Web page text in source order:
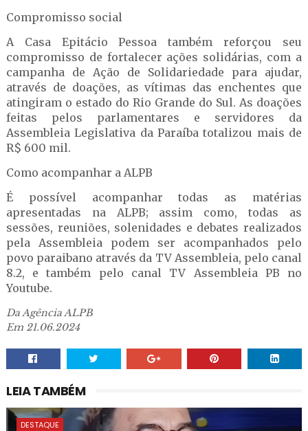
Compromisso social
A Casa Epitácio Pessoa também reforçou seu
compromisso de fortalecer ações solidárias, com a
campanha de Ação de Solidariedade para ajudar,
através de doações, as vítimas das enchentes que
atingiram o estado do Rio Grande do Sul. As doações
feitas pelos parlamentares e servidores da
Assembleia Legislativa da Paraíba totalizou mais de
R$ 600 mil.
Como acompanhar a ALPB
É possível acompanhar todas as matérias
apresentadas na ALPB; assim como, todas as
sessões, reuniões, solenidades e debates realizados
pela Assembleia podem ser acompanhados pelo
povo paraibano através da TV Assembleia, pelo canal
8.2, e também pelo canal TV Assembleia PB no
Youtube.
Da Agência ALPB
Em 21.06.2024
LEIA TAMBÉM
DESTAQUE